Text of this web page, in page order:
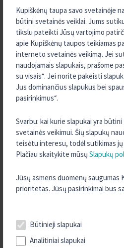
Kupiškėnų taupa savo svetainėje
būtini svetainės veiklai. Jums
tikslu pateikti Jūsų vartojimo
apie Kupiškėnų taupos teikiamas
interneto svetainės veikimą. Jei
naudojamais slapukais, prašome
su visais“. Jei norite pakeisti
Jus dominančius slapukus bei
pasirinkimus“.
Svarbu: kai kurie slapukai yra
svetainės veikimui. Šių slapukų
teisėtu interesu, todėl sutikimas jų
Plačiau skaitykite mūsų Slapukų
Jūsų asmens duomenų saugumas
prioritetas. Jūsų pasirinkimai bus
Būtinieji slapukai
Analitiniai slapukai
Detali informacija apie indėlių
indėliai nėra draudžiami ir kai taikomi
mokėjimo apribojimai, pateikiama VšĮ
draudimas“ interneto svetainėje
Papildomą kredito unijos “Kupiškėnų
rasitečia.
SUSISIEKITE SU